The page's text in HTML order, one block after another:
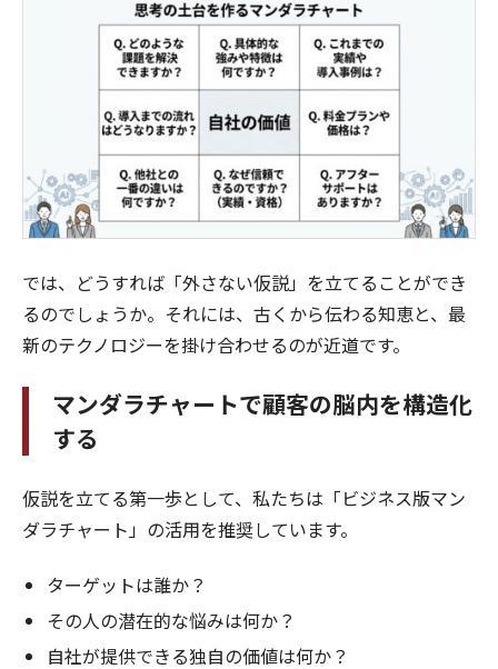
では、どうすれば「外さない仮説」を立てることができ
るのでしょうか。それには、古くから伝わる知恵と、最
新のテクノロジーを掛け合わせるのが近道です。
マンダラチャートで顧客の脳内を構造化
する
仮説を立てる第一歩として、私たちは「ビジネス版マン
ダラチャート」の活用を推奨しています。
ターゲットは誰か？
その人の潜在的な悩みは何か？
自社が提供できる独自の価値は何か？